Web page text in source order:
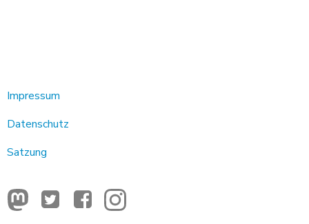
Impressum
Datenschutz
Satzung